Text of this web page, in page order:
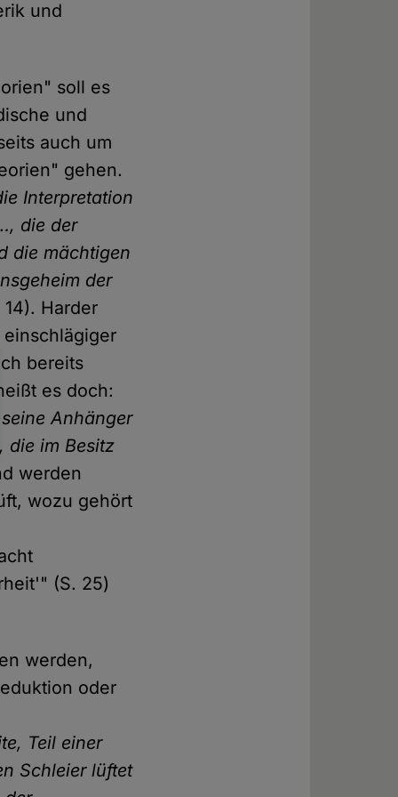
und
soll es
und
auch um
gehen.
Interpretation
die der
die mächtigen
der
14). Harder
bereits
es doch:
Anhänger
die im Besitz
werden
wozu gehört
(S. 25)
werden,
oder
Teil einer
Schleier lüftet